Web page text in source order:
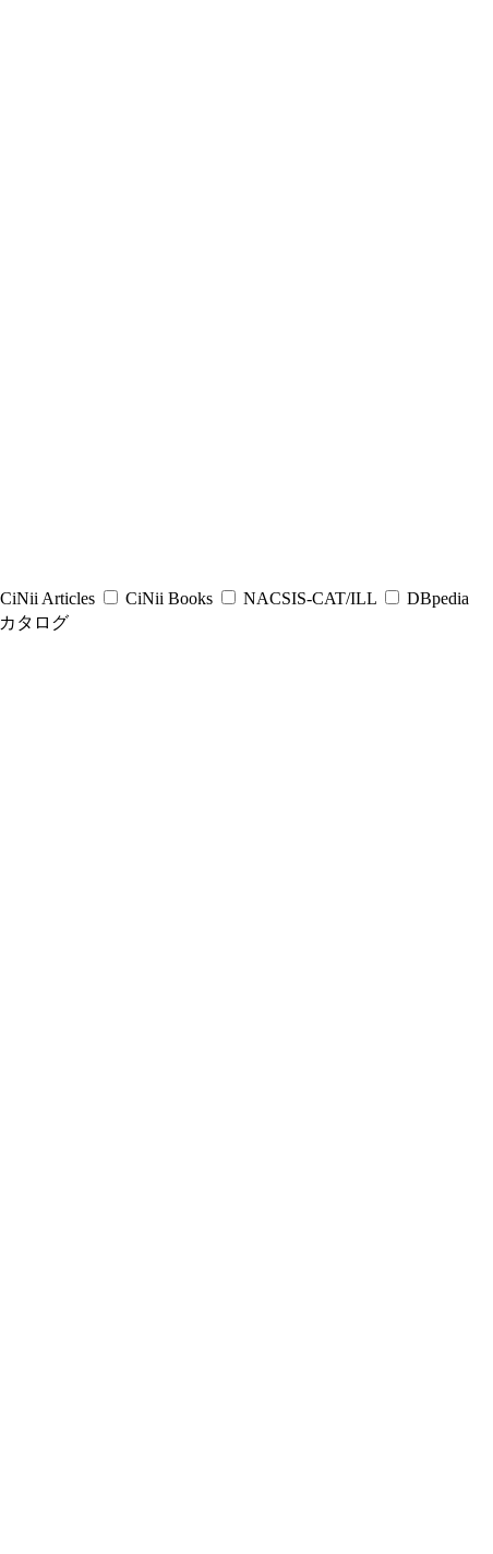
CiNii Articles CiNii Books NACSIS-CAT/ILL
DBpedia
タログ